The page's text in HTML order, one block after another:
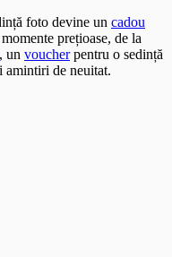
foto devine un cadou
prețioase, de la
, un voucherpentru o sedință
amintiri de neuitat.